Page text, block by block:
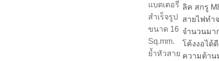
แบตเตอรี่
สำเร็จรูป
ขนาด 16
Sq.mm.
ย้ำหัวสาย
ลิค สกรู
สายไฟทำ
จำนวนมา
โค้งงอได้
ความต้าน